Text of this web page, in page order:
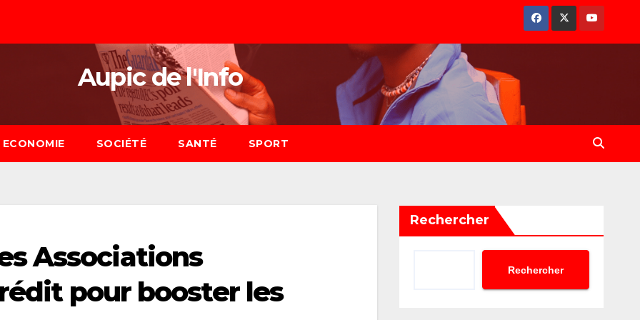
Aupic de l'Info
ECONOMIE SOCIÉTÉ SANTÉ SPORT
Associations
pour booster les
Rechercher
Rechercher